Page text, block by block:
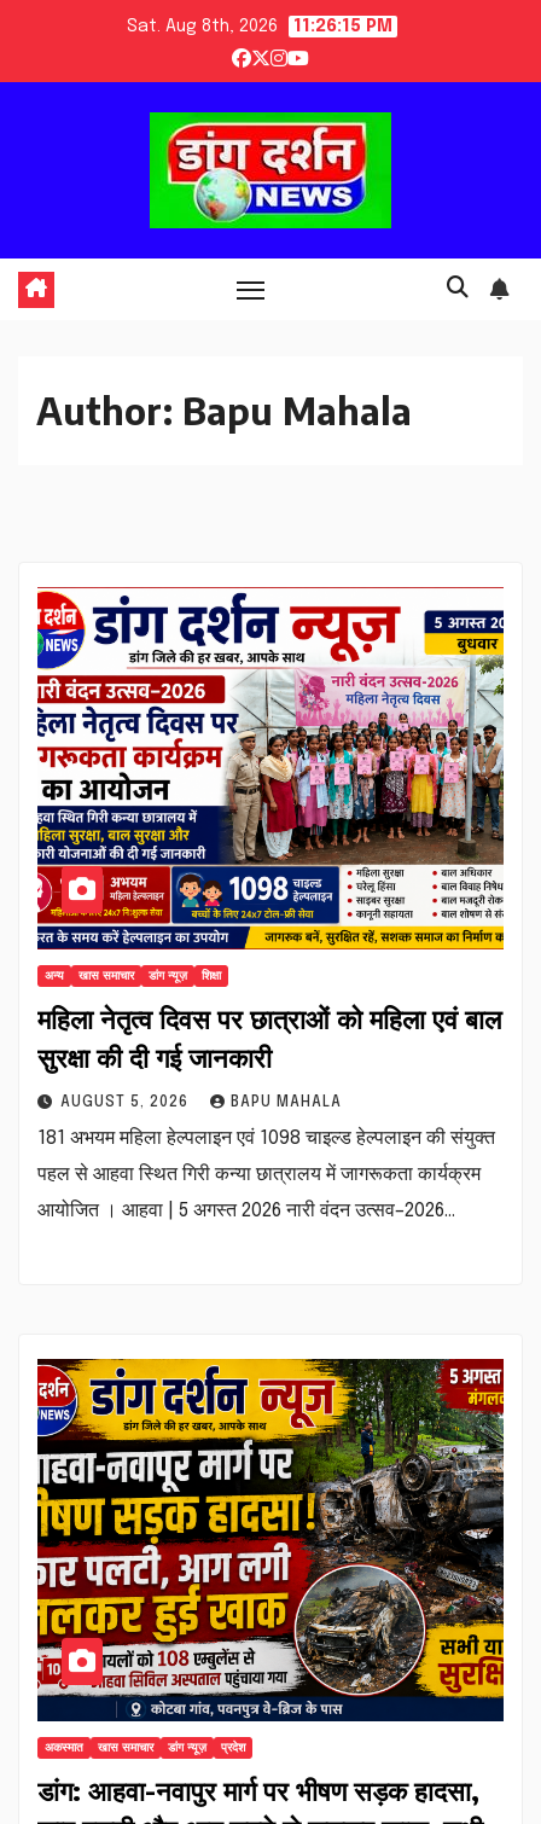
content
Sat. Aug 8th, 2026 11:26:17 PM
Author: Bapu Mahala
अन्य खास समाचार डांग न्यूज़ शिक्षा
महिला नेतृत्व दिवस पर छात्राओं को महिला एवं बाल
सुरक्षा की दी गई जानकारी
AUGUST 5, 2026 BAPU MAHALA
181 अभयम महिला हेल्पलाइन एवं 1098 चाइल्ड हेल्पलाइन की संयुक्त
पहल से आहवा स्थित गिरी कन्या छात्रालय में जागरूकता कार्यक्रम
आयोजित । आहवा | 5 अगस्त 2026 नारी वंदन उत्सव–2026…
अकस्मात खास समाचार डांग न्यूज़ प्रदेश
डांग: आहवा-नवापुर मार्ग पर भीषण सड़क हादसा,